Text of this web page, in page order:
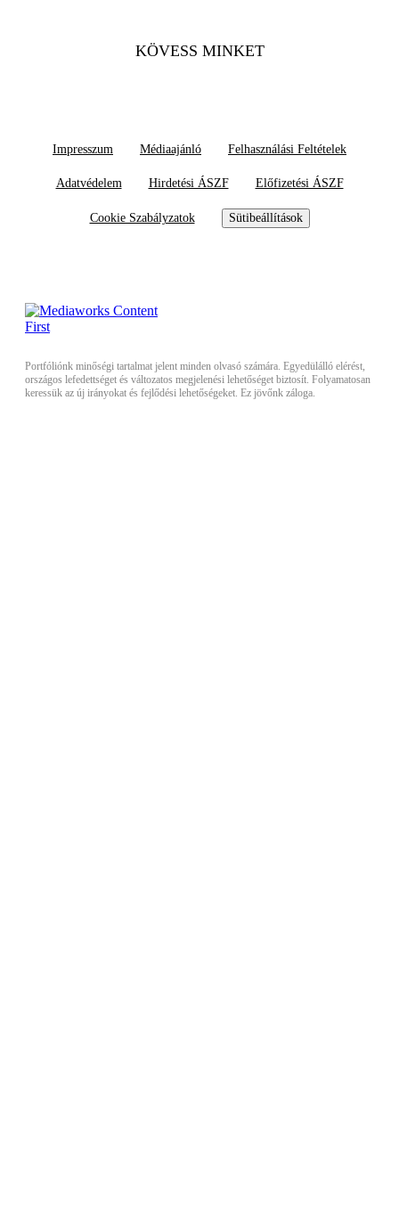
KÖVESS MINKET
Impresszum Médiaajánló Felhasználási Feltételek
Adatvédelem Hirdetési ÁSZF Előfizetési ÁSZF
Cookie Szabályzatok Sütibeállítások
Portfóliónk minőségi tartalmat jelent minden olvasó számára. Egyedülálló elérést,
országos lefedettséget és változatos megjelenési lehetőséget biztosít. Folyamatosan
keressük az új irányokat és fejlődési lehetőségeket. Ez jövőnk záloga.